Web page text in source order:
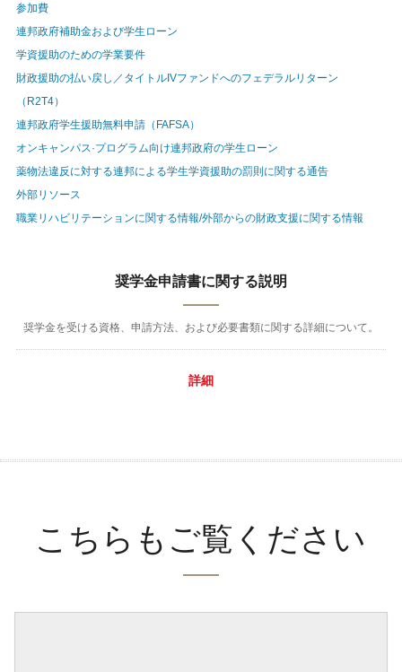
参加費
連邦政府補助金および学生ローン
学資援助のための学業要件
財政援助の払い戻し／タイトルIVファンドへのフェデラルリターン
（R2T4）
連邦政府学生援助無料申請（FAFSA）
オンキャンパス·プログラム向け連邦政府の学生ローン
薬物法違反に対する連邦による学生学資援助の罰則に関する通告
外部リソース
職業リハビリテーションに関する情報/外部からの財政支援に関する情報
奨学金申請書に関する説明
奨学金を受ける資格、申請方法、および必要書類に関する詳細について。
詳細
こちらもご覧ください